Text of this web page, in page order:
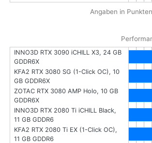
Angaben in
INNO3D RTX 3090 iCHILL X3, 24 GB
GDDR6X
KFA2 RTX 3080 SG (1-Click OC), 10
GB GDDR6X
ZOTAC RTX 3080 AMP Holo, 10 GB
GDDR6X
INNO3D RTX 2080 Ti iCHILL Black,
11 GB GDDR6
KFA2 RTX 2080 Ti EX (1-Click OC),
11 GB GDDR6